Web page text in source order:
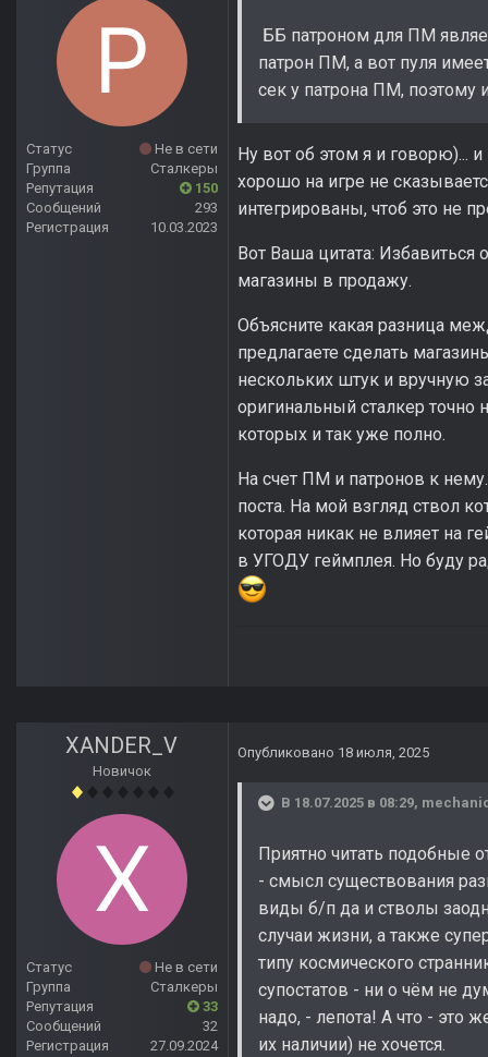
Статус
Не в сети
Группа
Сталкеры
Репутация
150
Сообщений
293
Регистрация
10.03.2023
ББ патроном для ПМ
патрон ПМ, а вот пуля
сек у патрона ПМ, поэтому
Ну вот об этом я и
хорошо на игре не
интегрированы, чтоб это не
Вот Ваша цитата: Избавиться
магазины в продажу.
Объясните какая разница
предлагаете сделать
нескольких штук и вручную
оригинальный сталкер
которых и так уже полно.
На счет ПМ и патронов к
поста. На мой взгляд ствол
которая никак не влияет на
в УГОДУ геймплея. Но буду
XANDER_V
Новичок
Статус
Не в сети
Группа
Сталкеры
Репутация
33
Сообщений
32
Регистрация
27.09.2024
Опубликовано 18 июля, 2025
В 18.07.2025 в 08:29,
Приятно читать подобные
- смысл существования
виды б/п да и стволы
случаи жизни, а также
типу космического
супостатов - ни о чём не
надо, - лепота! А что - это
их наличии) не хочется.